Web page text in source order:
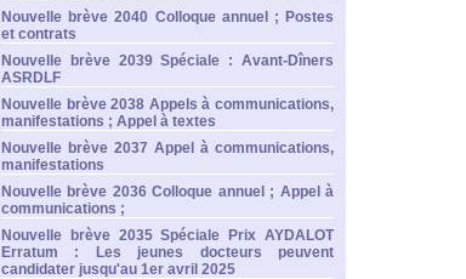
Nouvelle brève 2040 Colloque annuel ; Postes
et contrats
Nouvelle brève 2039 Spéciale : Avant-Dîners
ASRDLF
Nouvelle brève 2038 Appels à communications,
manifestations ; Appel à textes
Nouvelle brève 2037 Appel à communications,
manifestations
Nouvelle brève 2036 Colloque annuel ; Appel à
communications ;
Nouvelle brève 2035 Spéciale Prix AYDALOT
Erratum : Les jeunes docteurs peuvent
candidater jusqu'au 1er avril 2025